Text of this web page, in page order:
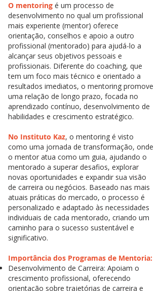
O mentoring é um processo de
desenvolvimento no qual um profissional
mais experiente (mentor) oferece
orientação, conselhos e apoio a outro
profissional (mentorado) para ajudá-lo a
alcançar seus objetivos pessoais e
profissionais. Diferente do coaching, que
tem um foco mais técnico e orientado a
resultados imediatos, o mentoring promove
uma relação de longo prazo, focada no
aprendizado contínuo, desenvolvimento de
habilidades e crescimento estratégico.
No Instituto Kaz, o mentoring é visto
como uma jornada de transformação, onde
o mentor atua como um guia, ajudando o
mentorado a superar desafios, explorar
novas oportunidades e expandir sua visão
de carreira ou negócios. Baseado nas mais
atuais práticas do mercado, o processo é
personalizado e adaptado às necessidades
individuais de cada mentorado, criando um
caminho para o sucesso sustentável e
significativo.
Importância dos Programas de Mentoria:
Desenvolvimento de Carreira: Apoiam o
crescimento profissional, oferecendo
orientação sobre trajetórias de carreira e